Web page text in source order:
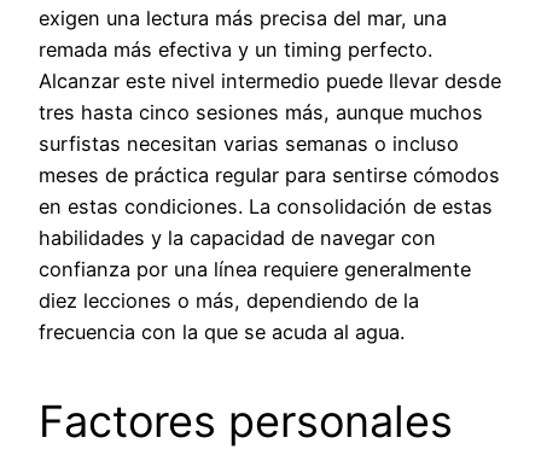
exigen una lectura más precisa del mar, una
remada más efectiva y un timing perfecto.
Alcanzar este nivel intermedio puede llevar desde
tres hasta cinco sesiones más, aunque muchos
surfistas necesitan varias semanas o incluso
meses de práctica regular para sentirse cómodos
en estas condiciones. La consolidación de estas
habilidades y la capacidad de navegar con
confianza por una línea requiere generalmente
diez lecciones o más, dependiendo de la
frecuencia con la que se acuda al agua.
Factores personales